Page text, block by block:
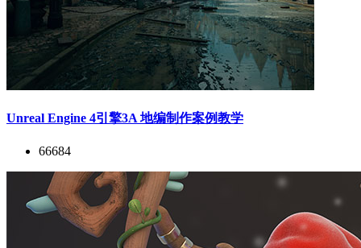
Unreal Engine 4引擎3A 地编制作案例教学
66684